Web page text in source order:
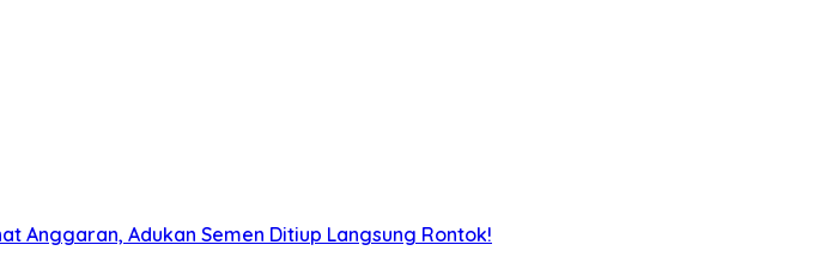
Anggaran, Adukan Semen Ditiup Langsung Rontok!